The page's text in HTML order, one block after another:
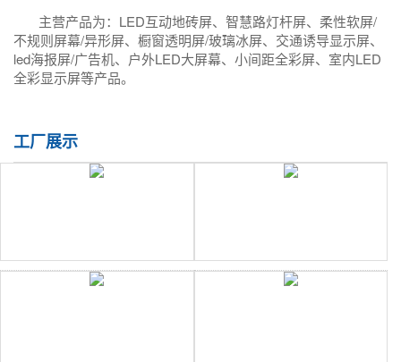
主营产品为：LED互动地砖屏、智慧路灯杆屏、柔性软屏/
不规则屏幕/异形屏、橱窗透明屏/玻璃冰屏、交通诱导显示屏、
led海报屏/广告机、户外LED大屏幕、小间距全彩屏、室内LED
全彩显示屏等产品。
工厂展示